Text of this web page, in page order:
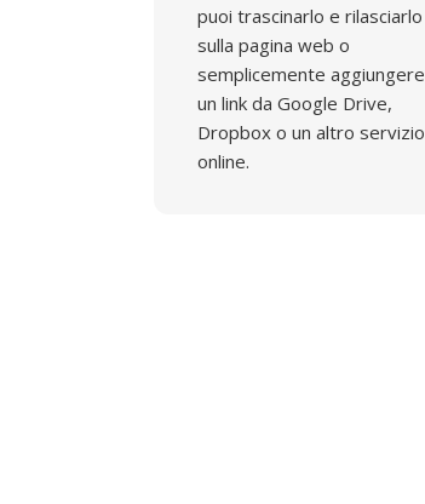
puoi trascinarlo e rilasciarlo
sulla pagina web o
semplicemente aggiungere
un link da Google Drive,
Dropbox o un altro servizio
online.